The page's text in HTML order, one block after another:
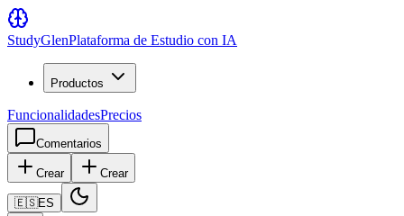
StudyGlenPlataforma de Estudio con IA
Productos
FuncionalidadesPrecios
Comentarios
Crear Crear
🇪🇸ES